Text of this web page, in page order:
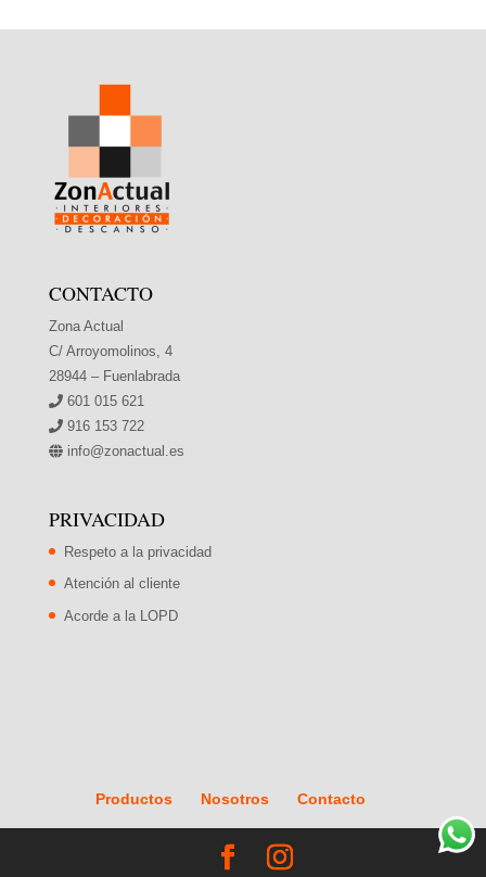
CONTACTO
Zona Actual
C/ Arroyomolinos, 4
28944 – Fuenlabrada
601 015 621
916 153 722
info@zonactual.es
PRIVACIDAD
Respeto a la privacidad
Atención al cliente
Acorde a la LOPD
Productos Nosotros Contacto